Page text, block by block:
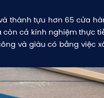
thành tựu hơn 65 cửa
cả kinh nghiệm thực
và giàu có bằng việc